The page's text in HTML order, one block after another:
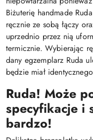
Biżuterię handmade
ręcznie ze sobą łączy
uprzednio przez nią
termicznie. Wybierając
dany egzemplarz Ruda
będzie miał
Ruda! Może
specyfikacje i
bardzo!